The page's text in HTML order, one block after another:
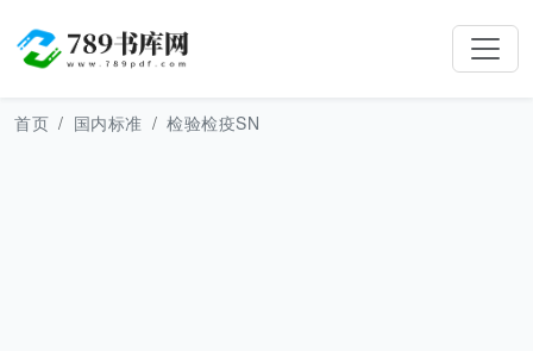
首页 国内标准 检验检疫SN